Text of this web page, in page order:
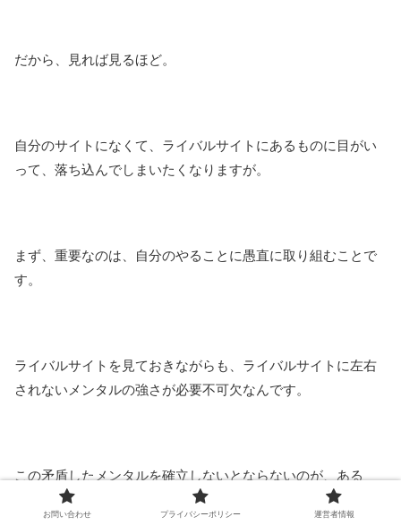
だから、見れば見るほど。
自分のサイトになくて、ライバルサイトにあるものに目がい
って、落ち込んでしまいたくなりますが。
まず、重要なのは、自分のやることに愚直に取り組むことで
す。
ライバルサイトを見ておきながらも、ライバルサイトに左右
されないメンタルの強さが必要不可欠なんです。
この矛盾したメンタルを確立しないとならないのが、ある
種、アフィリエイトの悲しいところかもしれませんけど。
お問い合わせ プライバシーポリシー 運営者情報